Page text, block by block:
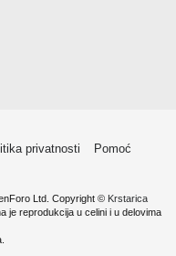
privatnosti
Pomoć
Ltd. Copyright © Krstarica
je reprodukcija u celini i u delovima